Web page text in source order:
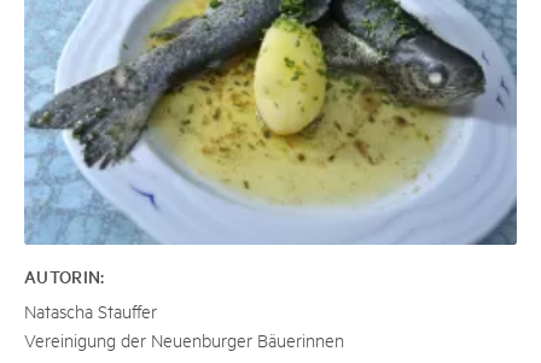
AUTORIN:
Natascha Stauffer
Vereinigung der Neuenburger Bäuerinnen